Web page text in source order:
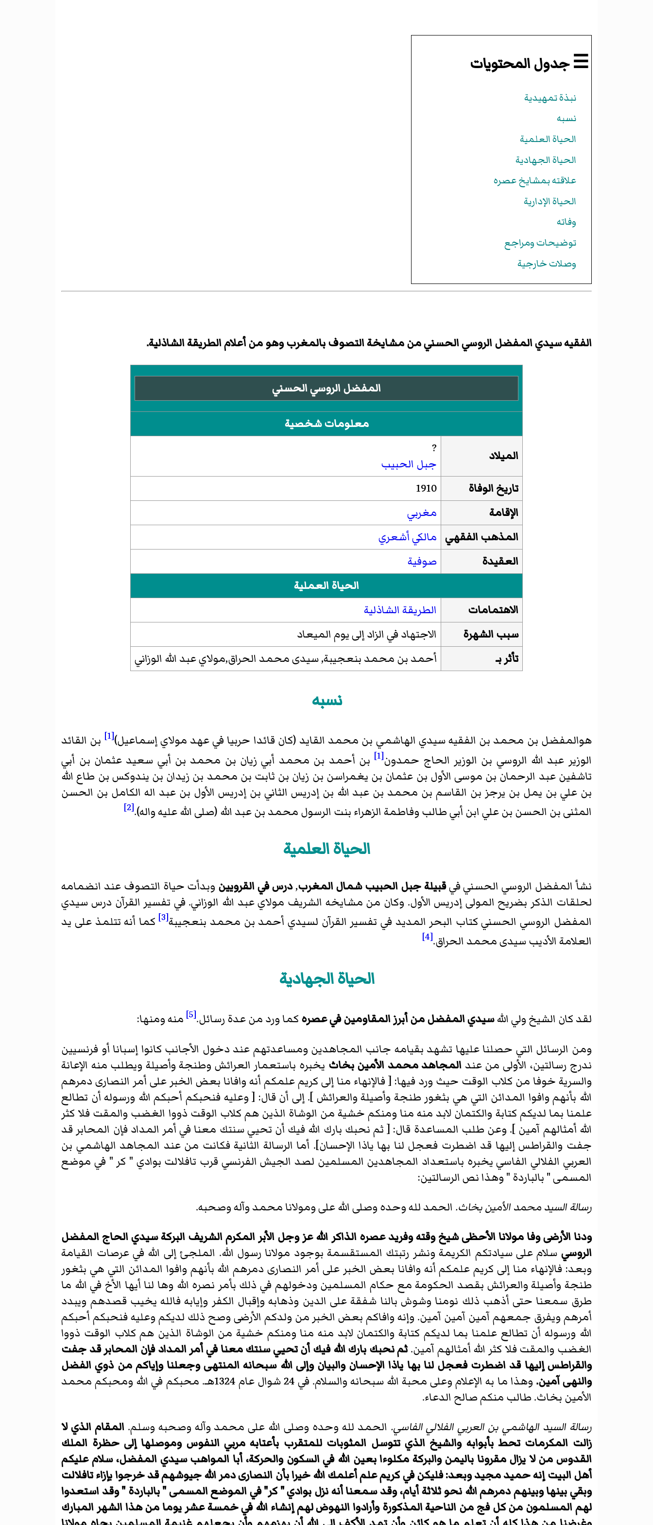
☰ جدول المحتويات
نبذة تمهيدية
نسبه
الحياة العلمية
الحياة الجهادية
علاقته بمشايخ عصره
الحياة الإدارية
وفاته
توضيحات ومراجع
وصلات خارجية
الفقيه سيدي المفضل الروسي الحسني من مشايخة التصوف بالمغرب وهو من أعلام الطريقة الشاذلية.
المفضل الروسي الحسني
معلومات شخصية
الميلاد
?
جبل الحبيب
تاريخ الوفاة
1910
الإقامة
مغربي
المذهب الفقهي مالكيأشعري
العقيدة
صوفية
الحياة العملية
الاهتمامات
الطريقة الشاذلية
سبب الشهرة
الاجتهاد في الزاد إلى يوم الميعاد
تأثر بـ
أحمد بن محمد بنعجيبة, سيدى محمد الحراق,مولاي عبد الله الوزاني
نسبه
هوالمفضل بن محمد بن الفقيه سيدي الهاشمي بن محمد القايد (كان قائدا حربيا في عهد مولاي إسماعيل)[1]
بن القائد
الوزير عبد الله الروسي بن الوزير الحاج حمدون[1]
بن أحمد بن محمد أبي زيان بن محمد بن أبي سعيد عثمان بن أبي
تاشفين عبد الرحمان بن موسى الأول بن عثمان بن يغمراسن بن زيان بن ثابت بن محمد بن زيدان بن يندوكس بن طاع الله
بن علي بن يمل بن يرجز بن القاسم بن محمد بن عبد الله بن إدريس الثاني بن إدريس الأول بن عبد اله الكامل بن الحسن
المثنى بن الحسن بن علي ابن أبي طالب وفاطمة الزهراء بنت الرسول محمد بن عبد الله (صلى الله عليه واله).[2]
الحياة العلمية
نشأ المفضل الروسي الحسني فيقبيلة جبل الحبيب شمال المغرب,درس في القرويين وبدأت حياة التصوف عند انضمامه
لحلقات الذكر بضريح المولى إدريس الأول. وكان من مشايخه الشريف مولاي عبد الله الوزاني. في تفسير القرآن درس سيدي
المفضل الروسي الحسني كتاب البحر المديد في تفسير القرآن لسيدي أحمد بن محمد بنعجيبة[3]
كما أنه تتلمذ على يد
العلامة الأديب سيدى محمد الحراق.
[4]
الحياة الجهادية
لقد كان الشيخ ولي اللهسيدي المفضل من أبرز المقاومين في عصره كما ورد من عدة رسائل.[5]
منه ومنها:
ومن الرسائل التي حصلنا عليها تشهد بقيامه جانب المجاهدين ومساعدتهم عند دخول الأجانب كانوا إسبانا أو فرنسيين
ندرج رسالتين، الأولى من عند المجاهد محمد الأمين بخاث يخبره باستعمار العرائش وطنجة وأصيلة ويطلب منه الإعانة
والسرية خوفا من كلاب الوقت حيث ورد فيها: [ فالإنهاء منا إلى كريم علمكم أنه وافانا بعض الخبر على أمر النصارى دمرهم
الله بأنهم وافوا المدائن التي هي بثغور طنجة وأصيلة والعرائش ]. إلى أن قال: [ وعليه فنحبكم أحبكم الله ورسوله أن تطالع
علمنا بما لديكم كتابة والكتمان لابد منه منا ومنكم خشية من الوشاة الذين هم كلاب الوقت ذووا الغضب والمقت فلا كثر
الله أمثالهم آمين ]. وعن طلب المساعدة قال: [ ثم نحبك بارك الله فيك أن تحيي سنتك معنا في أمر المداد فإن المحابر قد
جفت والقراطس إليها قد اضطرت فعجل لنا بها ياذا الإحسان]. أما الرسالة الثانية فكانت من عند المجاهد الهاشمي بن
العربي الفلالي الفاسي يخبره باستعداد المجاهدين المسلمين لصد الجيش الفرنسي قرب تافلالت بوادي " كر " في موضع
المسمى " بالباردة " وهذا نص الرسالتين:
رسالة السيد محمد الأمين بخاث. الحمد لله وحده وصلى الله على ومولانا محمد وآله وصحبه.
ودنا الأرضى وفا مولانا الأحظى شيخ وقته وفريد عصره الذاكر الله عز وجل الأبر المكرم الشريف البركة سيدي الحاج المفضل
الروسي سلام على سيادتكم الكريمة ونشر رتبتك المستقسمة بوجود مولانا رسول الله. الملجئ إلى الله في عرصات القيامة
وبعد: فالإنهاء منا إلى كريم علمكم أنه وافانا بعض الخبر على أمر النصارى دمرهم الله بأنهم وافوا المدائن التي هي بثغور
طنجة وأصيلة والعرائش بقصد الحكومة مع حكام المسلمين ودخولهم في ذلك بأمر نصره الله وها لنا أيها الأخ في الله ما
طرق سمعنا حتى أذهب ذلك نومنا وشوش بالنا شفقة على الدين وذهابه وإقبال الكفر وإيابه فالله يخيب قصدهم ويبدد
أمرهم ويفرق جمعهم آمين آمين آمين. وإنه وافاكم بعض الخبر من ولدكم الأرضى وصح ذلك لديكم وعليه فنحبكم أحبكم
الله ورسوله أن تطالع علمنا بما لديكم كتابة والكتمان لابد منه منا ومنكم خشية من الوشاة الذين هم كلاب الوقت ذووا
الغضب والمقت فلا كثر الله أمثالهم آمين.ثم نحبك بارك الله فيك أن تحيي سنتك معنا في أمر المداد فإن المحابر قد جفت
والقراطس إليها قد اضطرت فعجل لنا بها ياذا الإحسان والبيان وإلى الله سبحانه المنتهى وجعلنا وإياكم من ذوي الفضل
والنهى آمين.
وهذا ما به الإعلام وعلى محبة الله سبحانه والسلام. في 24 شوال عام 1324هـ. محبكم في الله ومحبكم محمد
الأمين بخاث. طالب منكم صالح الدعاء.
رسالة السيد الهاشمي بن العربي الفلالي الفاسي. الحمد لله وحده وصلى الله على محمد وآله وصحبه وسلم. المقام الذي لا
زالت المكرمات تحط بأبوابه والشيخ الذي تتوسل المثوبات للمتقرب بأعتابه مربي النفوس وموصلها إلى حظرة الملك
القدوس من لا يزال مقرونا باليمن والبركة مكلوءا بعين الله في السكون والحركة، أبا المواهب سيدي المفضل، سلام عليكم
أهل البيت إنه حميد مجيد وبعد: فليكن في كريم علم أعلمك الله خيرا بأن النصارى دمر الله جيوشهم قد خرجوا بإزاء تافلالت
وبقي بينها وبينهم دمرهم الله نحو ثلاثة أيام، وقد سمعنا أنه نزل بوادي " كر" في الموضع المسمى " بالباردة " وقد استعدوا
لهم المسلمون من كل فج من الناحية المذكورة وأرادوا النهوض لهم إنشاء الله في خمسة عشر يوما من هذا الشهر المبارك